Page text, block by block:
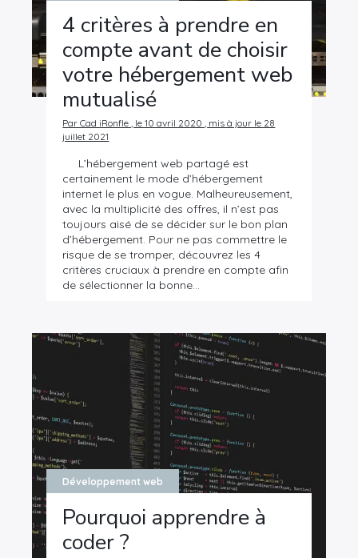
4 critères à prendre en
compte avant de choisir
votre hébergement web
mutualisé
Par Cad iRonfle , le 10 avril 2020 , mis à jour le 28
juillet 2021
L’hébergement web partagé est
certainement le mode d’hébergement
internet le plus en vogue. Malheureusement,
avec la multiplicité des offres, il n’est pas
toujours aisé de se décider sur le bon plan
d’hébergement. Pour ne pas commettre le
risque de se tromper, découvrez les 4
critères cruciaux à prendre en compte afin
de sélectionner la bonne…
Développement web
Pourquoi apprendre à
coder ?